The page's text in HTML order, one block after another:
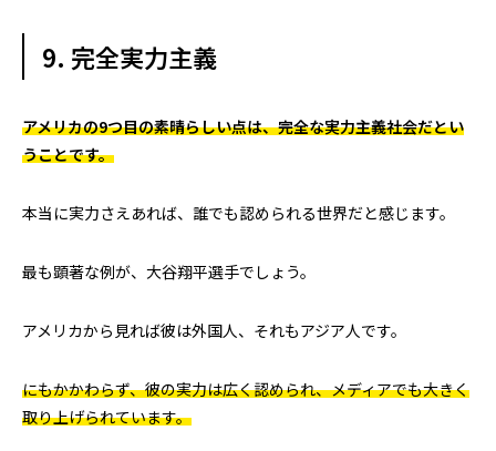
9. 完全実力主義
アメリカの9つ目の素晴らしい点は、完全な実力主義社会だとい
うことです。
本当に実力さえあれば、誰でも認められる世界だと感じます。
最も顕著な例が、大谷翔平選手でしょう。
アメリカから見れば彼は外国人、それもアジア人です。
にもかかわらず、彼の実力は広く認められ、メディアでも大きく
取り上げられています。